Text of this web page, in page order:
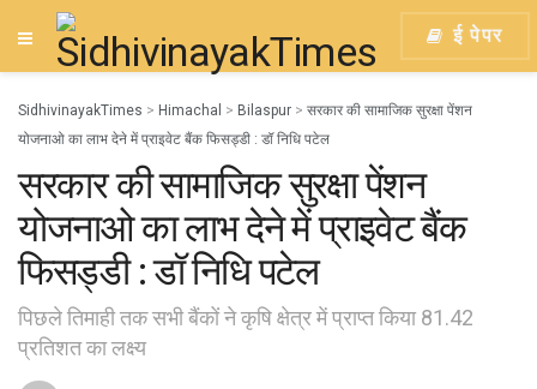
ई पेपर
SidhivinayakTimes > Himachal > Bilaspur > सरकार की सामाजिक सुरक्षा पेंशन
योजनाओ का लाभ देने में प्राइवेट बैंक फिसड्डी : डॉ निधि पटेल
सरकार की सामाजिक सुरक्षा पेंशन
योजनाओ का लाभ देने में प्राइवेट बैंक
फिसड्डी : डॉ निधि पटेल
पिछले तिमाही तक सभी बैंकों ने कृषि क्षेत्र में प्राप्त किया 81.42
प्रतिशत का लक्ष्य